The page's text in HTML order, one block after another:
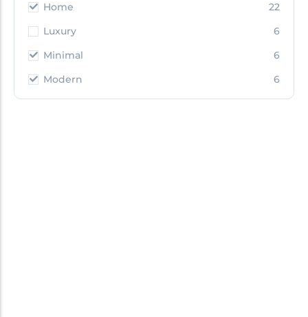
Home
22
Luxury
6
Minimal
6
Modern
6